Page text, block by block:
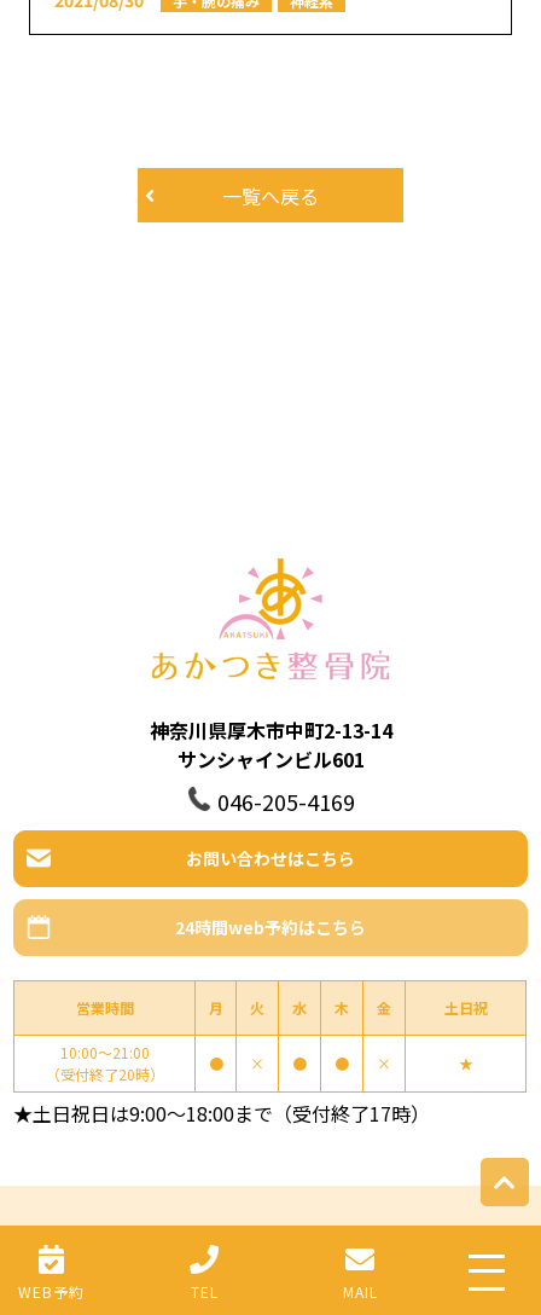
WEB予約 TEL MAIL
一覧へ戻る
神奈川県厚木市中町2-13-14
サンシャインビル601
046-205-4169
お問い合わせはこちら
24時間web予約はこちら
営業時間 月 火 水 木 金 土日祝
10:00～21:00
（受付終了20時）
● × ● ● × ★
★土日祝日は9:00～18:00まで（受付終了17時）
TOP
肩の痛み